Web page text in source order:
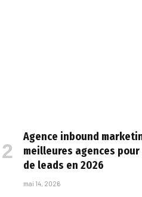
Agence inbound
meilleures agences
de leads en 2026
mai 14, 2026